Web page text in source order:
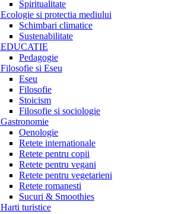
Spiritualitate
Ecologie si protectia mediului
Schimbari climatice
Sustenabilitate
EDUCATIE
Pedagogie
Filosofie si Eseu
Eseu
Filosofie
Stoicism
Filosofie si sociologie
Gastronomie
Oenologie
Retete internationale
Retete pentru copii
Retete pentru vegani
Retete pentru vegetarieni
Retete romanesti
Sucuri & Smoothies
Harti turistice